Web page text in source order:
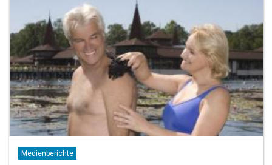
Medienberichte